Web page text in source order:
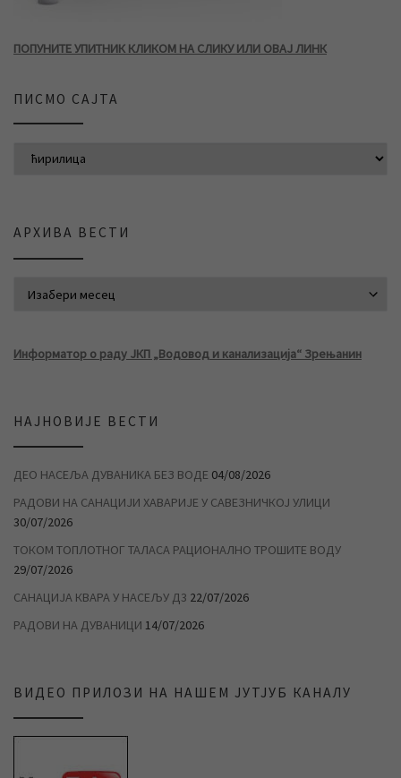
ПОПУНИТЕ УПИТНИК КЛИКОМ НА СЛИКУ ИЛИ ОВАЈ ЛИНК
ПИСМО САЈТА
АРХИВА ВЕСТИ
Информатор о раду ЈКП „Водовод и канализација“ Зрењанин
НАЈНОВИЈЕ ВЕСТИ
ДЕО НАСЕЉА ДУВАНИКА БЕЗ ВОДЕ 04/08/2026
РАДОВИ НА САНАЦИЈИ ХАВАРИЈЕ У САВЕЗНИЧКОЈ УЛИЦИ
30/07/2026
ТОКОМ ТОПЛОТНОГ ТАЛАСА РАЦИОНАЛНО ТРОШИТЕ ВОДУ
29/07/2026
САНАЦИЈА КВАРА У НАСЕЉУ Д3 22/07/2026
РАДОВИ НА ДУВАНИЦИ 14/07/2026
ВИДЕО ПРИЛОЗИ НА НАШЕМ ЈУТЈУБ КАНАЛУ